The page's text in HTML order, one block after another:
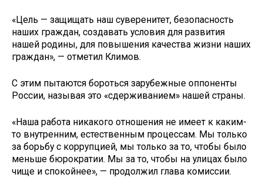
«Цель — защищать наш суверенитет, безопасность
наших граждан, создавать условия для развития
нашей родины, для повышения качества жизни наших
граждан», — отметил Климов.
С этим пытаются бороться зарубежные оппоненты
России, называя это «сдерживанием» нашей страны.
«Наша работа никакого отношения не имеет к каким-
то внутренним, естественным процессам. Мы только
за борьбу с коррупцией, мы только за то, чтобы было
меньше бюрократии. Мы за то, чтобы на улицах было
чище и спокойнее», — продолжил глава комиссии.